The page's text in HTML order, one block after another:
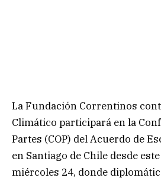
La Fundación Correntinos
Climático participará en la
Partes (COP) del Acuerdo de
en Santiago de Chile desde
miércoles 24, donde